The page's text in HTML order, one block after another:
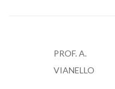
PROF. A.
VIANELLO